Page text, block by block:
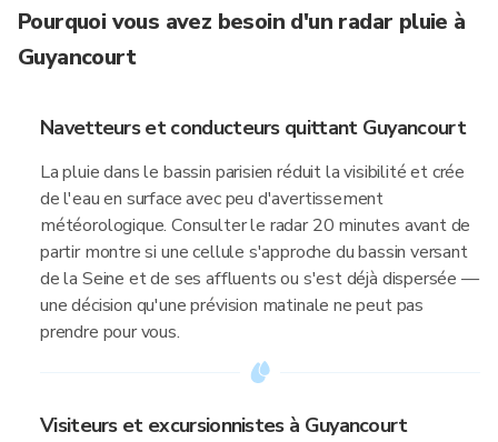
Pourquoi vous avez besoin d'un radar pluie à
Guyancourt
Navetteurs et conducteurs quittant Guyancourt
La pluie dans le bassin parisien réduit la visibilité et crée
de l'eau en surface avec peu d'avertissement
météorologique. Consulter le radar 20 minutes avant de
partir montre si une cellule s'approche du bassin versant
de la Seine et de ses affluents ou s'est déjà dispersée —
une décision qu'une prévision matinale ne peut pas
prendre pour vous.
Visiteurs et excursionnistes à Guyancourt